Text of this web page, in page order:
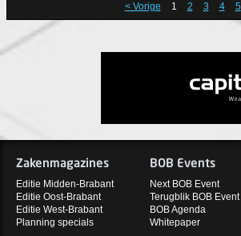
< Vorige 1 2 3 4 5
Zakenmagazines
Editie Midden-Brabant
Editie Oost-Brabant
Editie West-Brabant
Planning specials
BOB Events
Next BOB Event
Terugblik BOB Event
BOB Agenda
Whitepaper